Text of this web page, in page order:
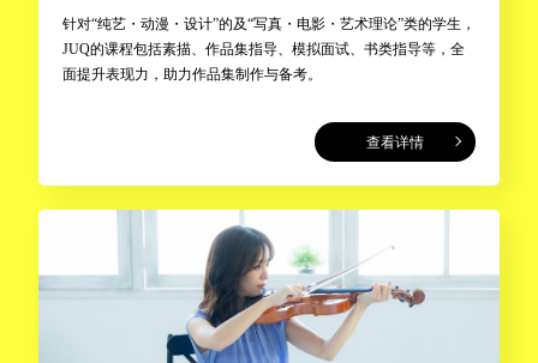
针对“纯艺・动漫・设计”的及“写真・电影・艺术理论”类的学生，
JUQ的课程包括素描、作品集指导、模拟面试、书类指导等，全
面提升表现力，助力作品集制作与备考。
查看详情